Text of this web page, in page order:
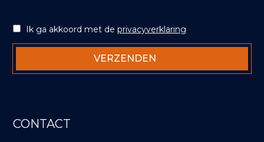
Ik ga akkoord met deprivacyverklaring
CONTACT